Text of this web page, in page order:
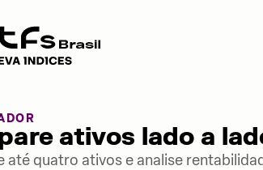
ativos lado a
até quatro ativos e analise